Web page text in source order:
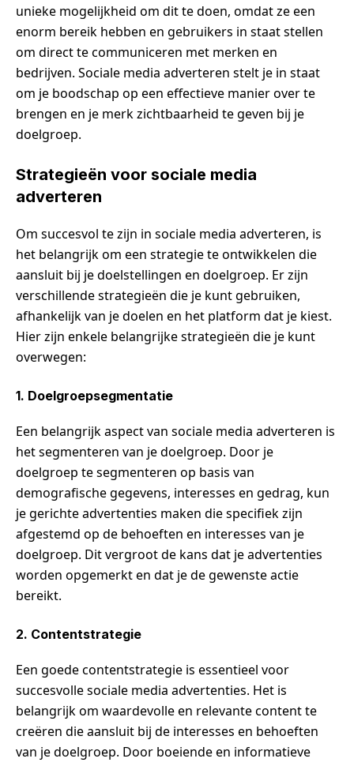
unieke mogelijkheid om dit te doen, omdat ze een
enorm bereik hebben en gebruikers in staat stellen
om direct te communiceren met merken en
bedrijven. Sociale media adverteren stelt je in staat
om je boodschap op een effectieve manier over te
brengen en je merk zichtbaarheid te geven bij je
doelgroep.
Strategieën voor sociale media
adverteren
Om succesvol te zijn in sociale media adverteren, is
het belangrijk om een strategie te ontwikkelen die
aansluit bij je doelstellingen en doelgroep. Er zijn
verschillende strategieën die je kunt gebruiken,
afhankelijk van je doelen en het platform dat je kiest.
Hier zijn enkele belangrijke strategieën die je kunt
overwegen:
1. Doelgroepsegmentatie
Een belangrijk aspect van sociale media adverteren is
het segmenteren van je doelgroep. Door je
doelgroep te segmenteren op basis van
demografische gegevens, interesses en gedrag, kun
je gerichte advertenties maken die specifiek zijn
afgestemd op de behoeften en interesses van je
doelgroep. Dit vergroot de kans dat je advertenties
worden opgemerkt en dat je de gewenste actie
bereikt.
2. Contentstrategie
Een goede contentstrategie is essentieel voor
succesvolle sociale media advertenties. Het is
belangrijk om waardevolle en relevante content te
creëren die aansluit bij de interesses en behoeften
van je doelgroep. Door boeiende en informatieve